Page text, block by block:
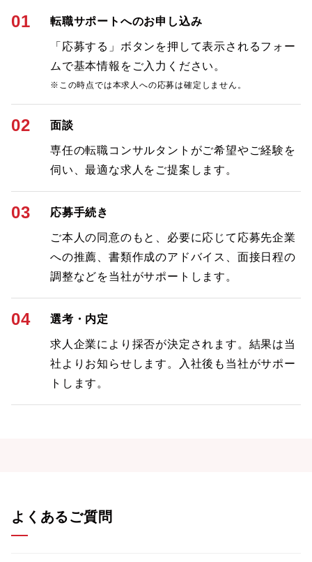
01 転職サポートへのお申し込み
「応募する」ボタンを押して表示されるフォー
ムで基本情報をご入力ください。
※この時点では本求人への応募は確定しません。
02 面談
専任の転職コンサルタントがご希望やご経験を
伺い、最適な求人をご提案します。
03 応募手続き
ご本人の同意のもと、必要に応じて応募先企業
への推薦、書類作成のアドバイス、面接日程の
調整などを当社がサポートします。
04 選考・内定
求人企業により採否が決定されます。結果は当
社よりお知らせします。入社後も当社がサポー
トします。
よくあるご質問